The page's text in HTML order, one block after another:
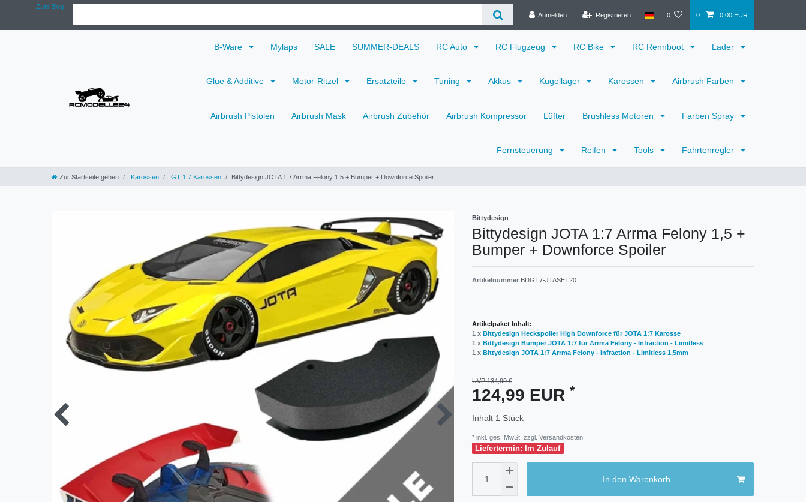
Zum Blog
Anmelden
Registrieren 0 0 0,00 EUR
B-Ware Mylaps SALE SUMMER-DEALS RC Auto RC Flugzeug RC Bike RC Rennboot Lader
Glue & Additive Motor-Ritzel Ersatzteile Tuning Akkus Kugellager Karossen Airbrush Farben
Airbrush Pistolen Airbrush Mask Airbrush Zubehör Airbrush Kompressor Lüfter Brushless Motoren Farben Spray
Fernsteuerung Reifen Tools Fahrtenregler
Zur Startseite gehen Karossen GT 1:7 Karossen Bittydesign JOTA 1:7 Arrma Felony 1,5 + Bumper + Downforce Spoiler
Bittydesign
Bittydesign JOTA 1:7 Arrma Felony 1,5 +
Bumper + Downforce Spoiler
Artikelnummer BDGT7-JTASET20
Artikelpaket Inhalt:
1 x Bittydesign Heckspoiler High Downforce für JOTA 1:7 Karosse
1 x Bittydesign Bumper JOTA 1:7 für Arrma Felony - Infraction - Limitless
1 x Bittydesign JOTA 1:7 Arrma Felony - Infraction - Limitless 1,5mm
UVP 134,99 €
124,99 EUR *
Inhalt 1 Stück
* inkl. ges. MwSt. zzgl. Versandkosten
Liefertermin: Im Zulauf
In den Warenkorb